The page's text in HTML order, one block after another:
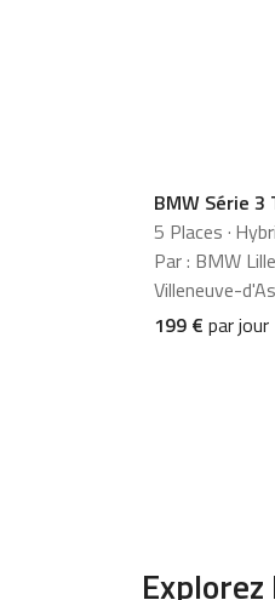
BMW Série 3
5 Places ·
Par : BMW Lille
Villeneuve-
199 € par jour